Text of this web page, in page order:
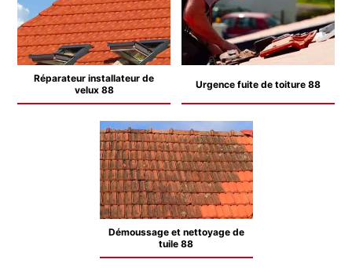
Réparateur installateur de
velux 88
Urgence fuite de toiture 88
Démoussage et nettoyage de
tuile 88